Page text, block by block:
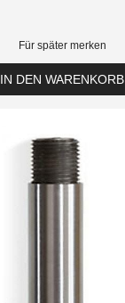
Für später merken
IN DEN WARENKORB